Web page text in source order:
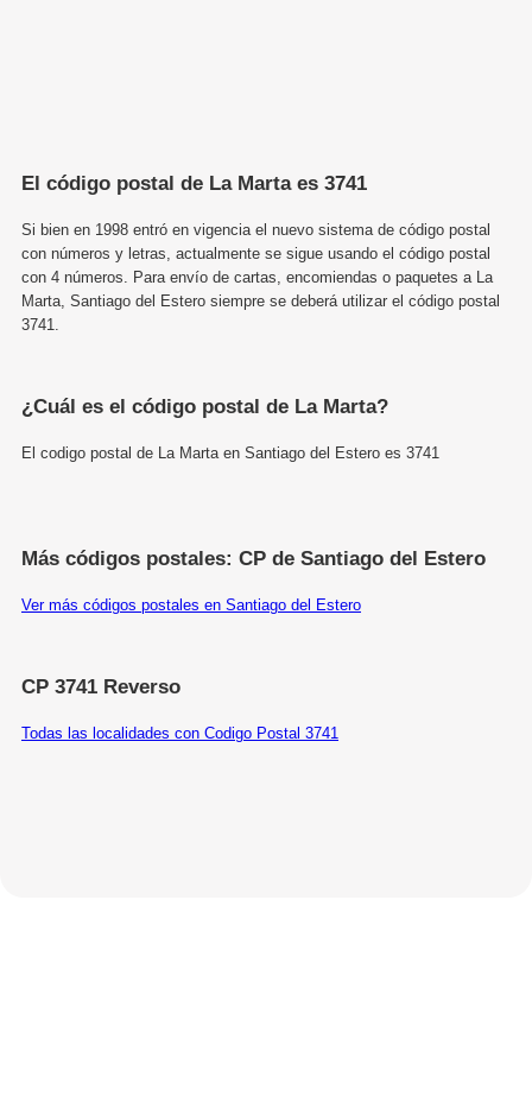
El código postal de La Marta es 3741
Si bien en 1998 entró en vigencia el nuevo sistema de código postal
con números y letras, actualmente se sigue usando el código postal
con 4 números. Para envío de cartas, encomiendas o paquetes a La
Marta, Santiago del Estero siempre se deberá utilizar el código postal
3741.
¿Cuál es el código postal de La Marta?
El codigo postal de La Marta en Santiago del Estero es 3741
Más códigos postales: CP de Santiago del Estero
Ver más códigos postales en Santiago del Estero
CP 3741 Reverso
Todas las localidades con Codigo Postal 3741